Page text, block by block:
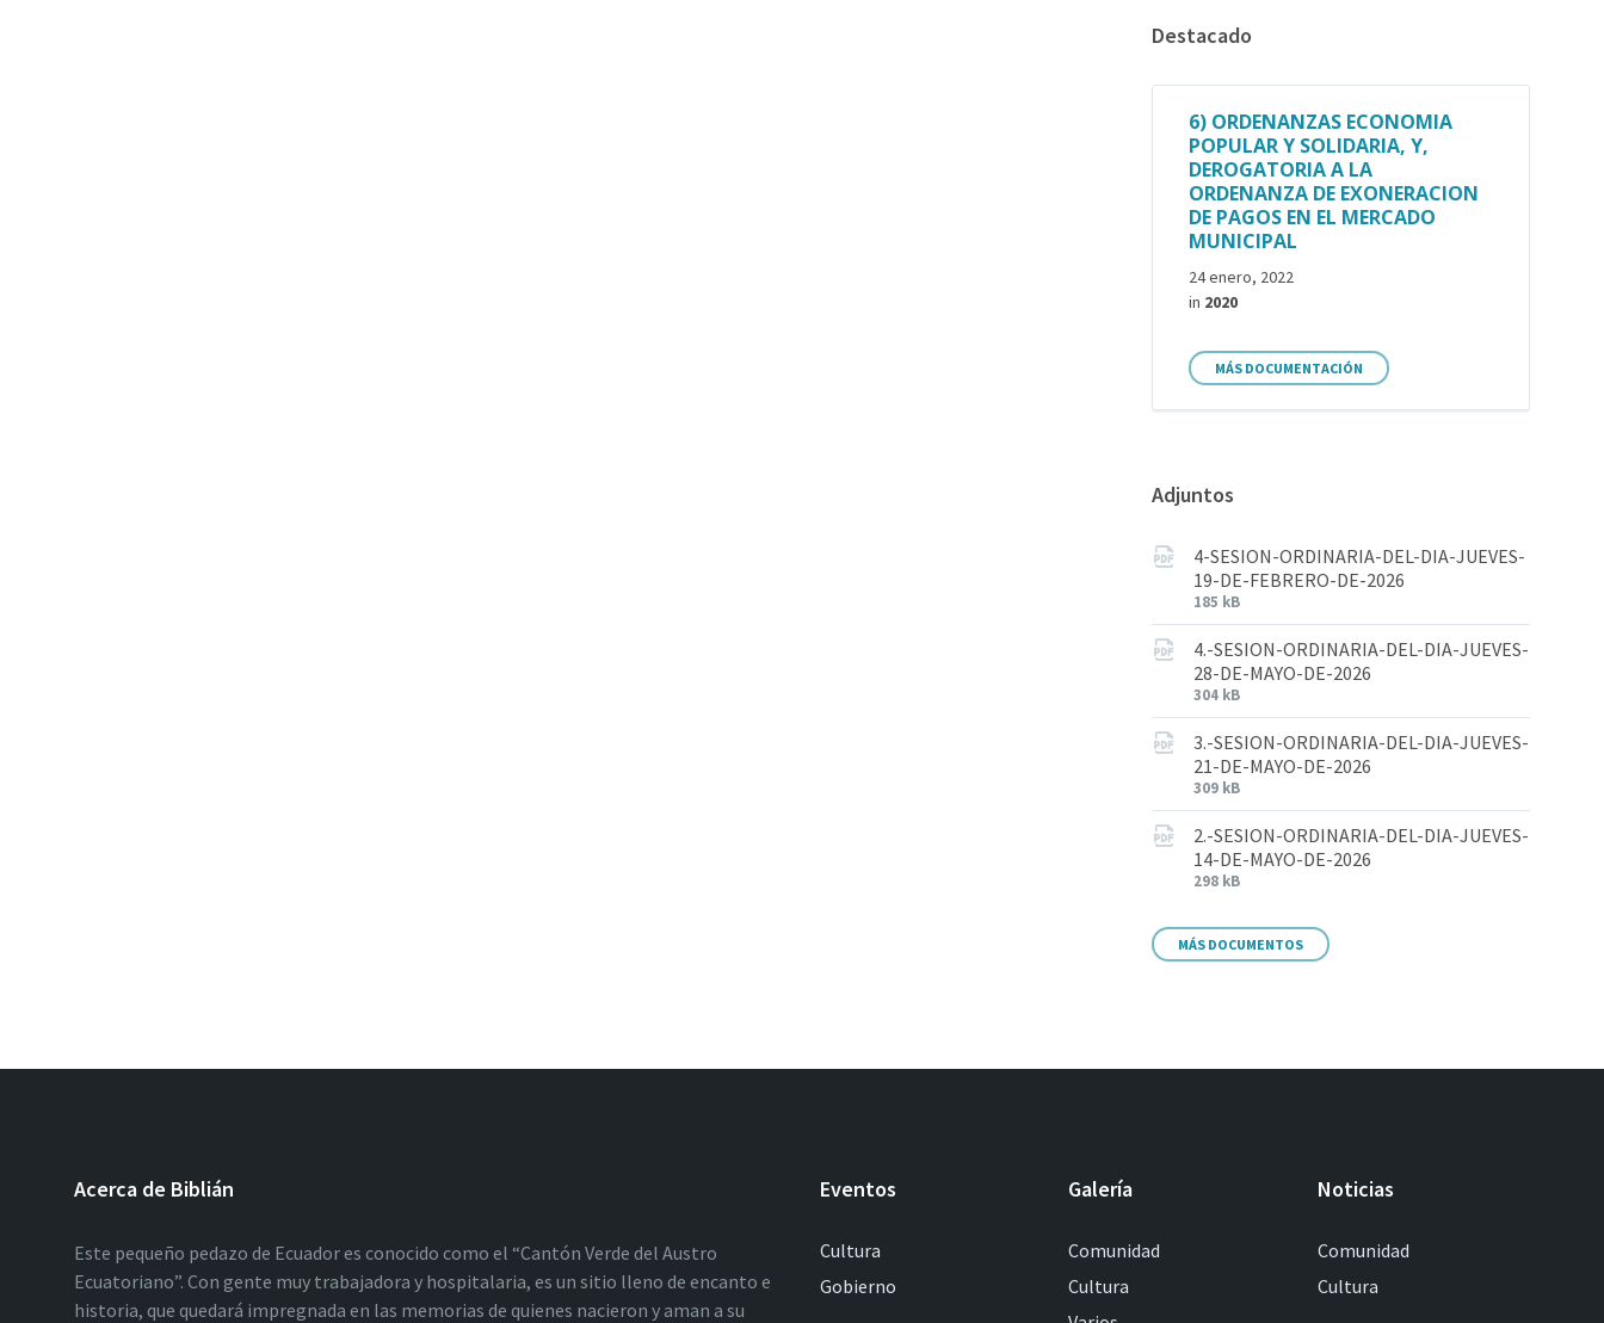
Destacado
6) ORDENANZAS ECONOMIA
POPULAR Y SOLIDARIA, Y,
DEROGATORIA A LA
ORDENANZA DE EXONERACION
DE PAGOS EN EL MERCADO
MUNICIPAL
24 enero, 2022
in 2020
MÁS DOCUMENTACIÓN
Adjuntos
4-SESION-ORDINARIA-DEL-DIA-JUEVES-
19-DE-FEBRERO-DE-2026
185 kB
4.-SESION-ORDINARIA-DEL-DIA-JUEVES-
28-DE-MAYO-DE-2026
304 kB
3.-SESION-ORDINARIA-DEL-DIA-JUEVES-
21-DE-MAYO-DE-2026
309 kB
2.-SESION-ORDINARIA-DEL-DIA-JUEVES-
14-DE-MAYO-DE-2026
298 kB
MÁS DOCUMENTOS
Acerca de Biblián
Este pequeño pedazo de Ecuador es conocido como el “Cantón Verde del Austro
Ecuatoriano”. Con gente muy trabajadora y hospitalaria, es un sitio lleno de encanto e
historia, que quedará impregnada en las memorias de quienes nacieron y aman a su
Eventos
Cultura
Gobierno
Galería
Comunidad
Cultura
Noticias
Comunidad
Cultura